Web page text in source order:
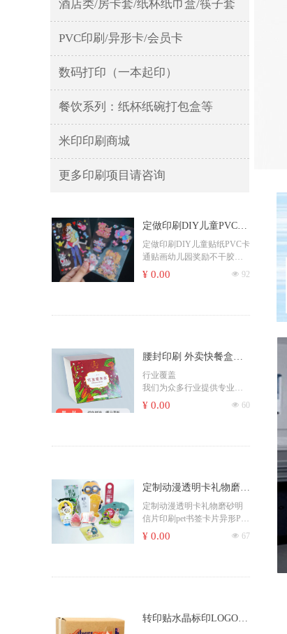
酒店类/房卡套/纸杯纸巾盒/筷子套
PVC印刷/异形卡/会员卡
数码打印（一本起印）
餐饮系列：纸杯纸碗打包盒等
米印印刷商城
更多印刷项目请咨询
定做印刷DIY儿童PVC卡
通贴画幼儿园奖励不干胶
手机装饰标签异形卡通贴
纸转印贴圣诞厂家
定做印刷DIY儿童贴纸PVC卡
通贴画幼儿园奖励不干胶手
机装饰标签
넶 92
¥ 0.00
腰封印刷 外卖快餐盒封
条纸套贴纸制作打包盒封
口贴 纸腰封杯套
行业覆盖
我们为众多行业提供专业印
刷服务，包括：通信、金넶 60
¥ 0.00
定制动漫透明卡礼物磨砂
明信片印刷pet书签卡片
异形PVC卡片定制塑料片
PP卡
定制动漫透明卡礼物磨砂明
信片印刷pet书签卡片异形PV
C卡片定制塑料片PP卡
넶 67
¥ 0.00
转印贴水晶标印LOGO公